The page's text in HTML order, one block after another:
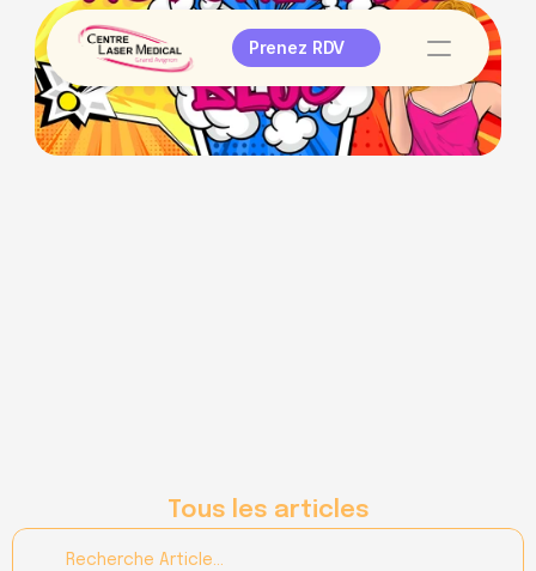
Prenez RDV
Tous les articles
Recherche Article…